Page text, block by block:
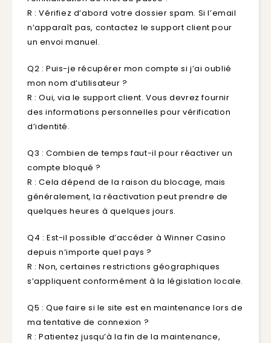
R : Vérifiez d’abord votre dossier spam. Si l’email
n’apparaît pas, contactez le support client pour
un envoi manuel.
Q2 : Puis-je récupérer mon compte si j’ai oublié
mon nom d’utilisateur ?
R : Oui, via le support client. Vous devrez fournir
des informations personnelles pour vérification
d’identité.
Q3 : Combien de temps faut-il pour réactiver un
compte bloqué ?
R : Cela dépend de la raison du blocage, mais
généralement, la réactivation peut prendre de
quelques heures à quelques jours.
Q4 : Est-il possible d’accéder à Winner Casino
depuis n’importe quel pays ?
R : Non, certaines restrictions géographiques
s’appliquent conformément à la législation locale.
Q5 : Que faire si le site est en maintenance lors de
ma tentative de connexion ?
R : Patientez jusqu’à la fin de la maintenance,